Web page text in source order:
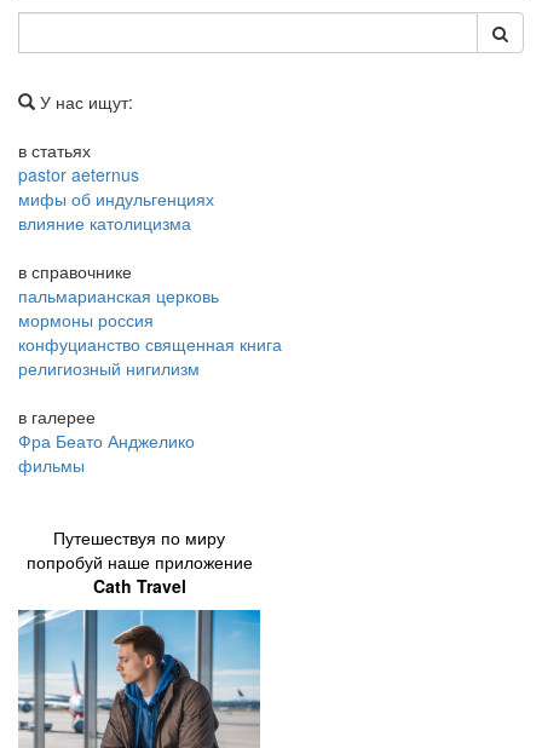
У нас ищут:
в статьях
pastor aeternus
мифы об индульгенциях
влияние католицизма
в справочнике
пальмарианская церковь
мормоны россия
конфуцианство священная книга
религиозный нигилизм
в галерее
Фра Беато Анджелико
фильмы
Путешествуя по миру
попробуй наше приложение
Cath Travel